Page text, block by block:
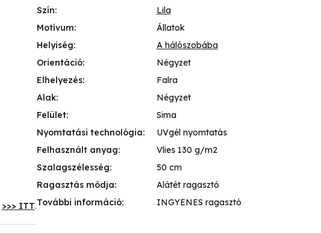
>>> ITT.
Szín:
Lila
Motívum:
Állatok
Helyiség:
A hálószobába
Orientáció:
Négyzet
Elhelyezés:
Falra
Alak:
Négyzet
Felület:
Sima
Nyomtatási technológia:
UVgél nyomtatás
Felhasznált anyag:
Vlies 130 g/m2
Szalagszélesség:
50 cm
Ragasztás módja:
Alátét ragasztó
További információ: INGYENES ragasztó